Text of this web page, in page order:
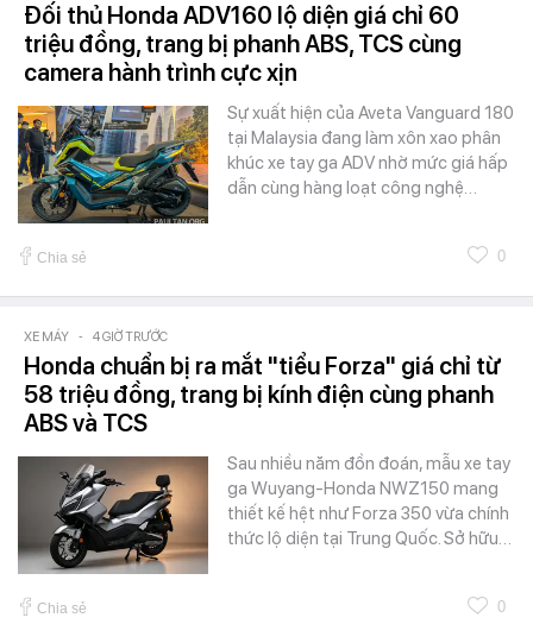
Đối thủ Honda ADV160 lộ diện giá chỉ 60
triệu đồng, trang bị phanh ABS, TCS cùng
camera hành trình cực xịn
Sự xuất hiện của Aveta Vanguard 180
tại Malaysia đang làm xôn xao phân
khúc xe tay ga ADV nhờ mức giá hấp
dẫn cùng hàng loạt công nghệ…
Chia sẻ 0
XE MÁY - 4 GIỜ TRƯỚC
Honda chuẩn bị ra mắt "tiểu Forza" giá chỉ từ
58 triệu đồng, trang bị kính điện cùng phanh
ABS và TCS
Sau nhiều năm đồn đoán, mẫu xe tay
ga Wuyang-Honda NWZ150 mang
thiết kế hệt như Forza 350 vừa chính
thức lộ diện tại Trung Quốc. Sở hữu…
Chia sẻ 0